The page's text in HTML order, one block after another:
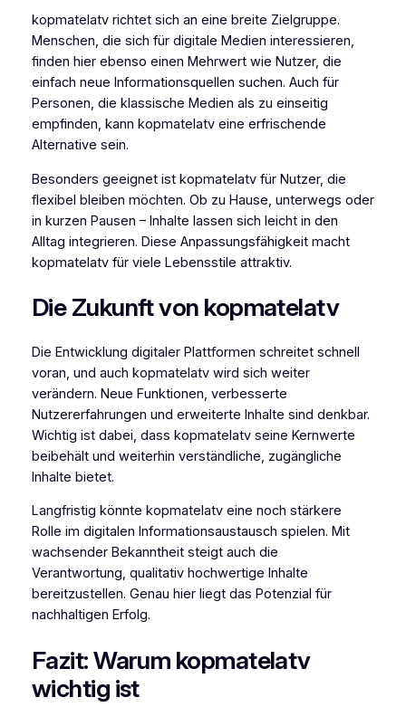
kopmatelatv richtet sich an eine breite Zielgruppe.
Menschen, die sich für digitale Medien interessieren,
finden hier ebenso einen Mehrwert wie Nutzer, die
einfach neue Informationsquellen suchen. Auch für
Personen, die klassische Medien als zu einseitig
empfinden, kann kopmatelatv eine erfrischende
Alternative sein.
Besonders geeignet ist kopmatelatv für Nutzer, die
flexibel bleiben möchten. Ob zu Hause, unterwegs oder
in kurzen Pausen – Inhalte lassen sich leicht in den
Alltag integrieren. Diese Anpassungsfähigkeit macht
kopmatelatv für viele Lebensstile attraktiv.
Die Zukunft von kopmatelatv
Die Entwicklung digitaler Plattformen schreitet schnell
voran, und auch kopmatelatv wird sich weiter
verändern. Neue Funktionen, verbesserte
Nutzererfahrungen und erweiterte Inhalte sind denkbar.
Wichtig ist dabei, dass kopmatelatv seine Kernwerte
beibehält und weiterhin verständliche, zugängliche
Inhalte bietet.
Langfristig könnte kopmatelatv eine noch stärkere
Rolle im digitalen Informationsaustausch spielen. Mit
wachsender Bekanntheit steigt auch die
Verantwortung, qualitativ hochwertige Inhalte
bereitzustellen. Genau hier liegt das Potenzial für
nachhaltigen Erfolg.
Fazit: Warum kopmatelatv
wichtig ist